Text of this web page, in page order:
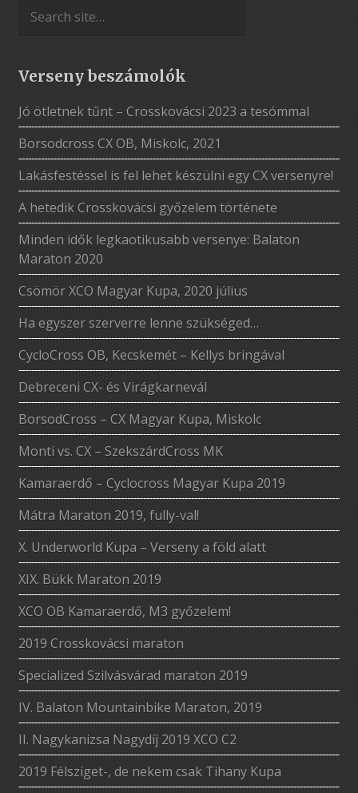
Verseny beszámolók
Jó ötletnek tűnt – Crosskovácsi 2023 a tesómmal
Borsodcross CX OB, Miskolc, 2021
Lakásfestéssel is fel lehet készülni egy CX versenyre!
A hetedik Crosskovácsi győzelem története
Minden idők legkaotikusabb versenye: Balaton
Maraton 2020
Csömör XCO Magyar Kupa, 2020 július
Ha egyszer szerverre lenne szükséged…
CycloCross OB, Kecskemét – Kellys bringával
Debreceni CX- és Virágkarnevál
BorsodCross – CX Magyar Kupa, Miskolc
Monti vs. CX – SzekszárdCross MK
Kamaraerdő – Cyclocross Magyar Kupa 2019
Mátra Maraton 2019, fully-val!
X. Underworld Kupa – Verseny a föld alatt
XIX. Bükk Maraton 2019
XCO OB Kamaraerdő, M3 győzelem!
2019 Crosskovácsi maraton
Specialized Szilvásvárad maraton 2019
IV. Balaton Mountainbike Maraton, 2019
II. Nagykanizsa Nagydíj 2019 XCO C2
2019 Félsziget-, de nekem csak Tihany Kupa